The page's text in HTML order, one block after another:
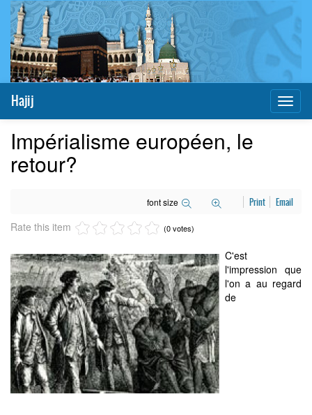
Hajij
Impérialisme européen, le
retour?
font size Print Email
Rate this item (0 votes)
C'est
l'impression que
l'on a au regard
de